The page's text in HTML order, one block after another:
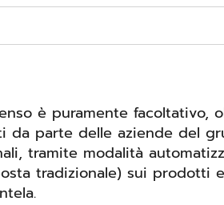
è puramente facoltativo,
parte delle aziende del
tramite modalità
tradizionale) sui prodotti